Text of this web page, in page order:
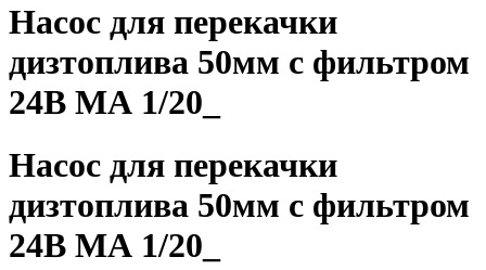
Насос для перекачки
дизтоплива 50мм с фильтром
24В МА 1/20_
Насос для перекачки
дизтоплива 50мм с фильтром
24В МА 1/20_